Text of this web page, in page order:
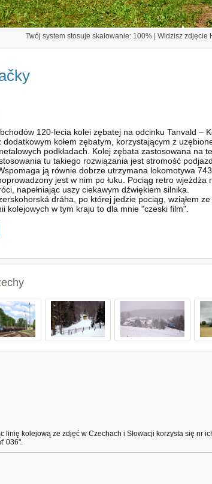
Twój system stosuje skalowanie: 100% | Widzisz
120-lecia kolei zębatej na odcinku Tanvald –
dodatkowym kołem zębatym, korzystającym z
podkładach. Kolej zębata zastosowana na
tu takiego rozwiązania jest stromość
ją równie dobrze utrzymana lokomotywa
jest w nim po łuku. Pociąg retro
napełniając uszy ciekawym dźwiękiem silnika.
dráha, po której jedzie pociąg, wziąłem
kolejowych w tym kraju to dla mnie "czeski film".
linię kolejową ze zdjęć w Czechach i Słowacji korzysta się nr
036".